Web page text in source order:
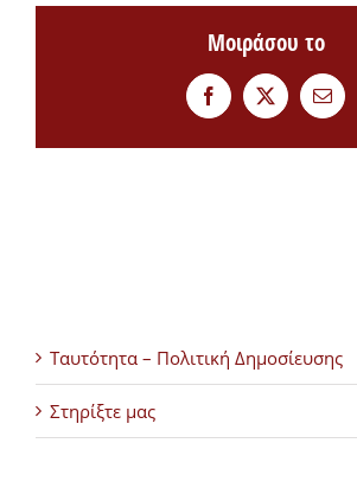
Μοιράσου το
FacebookTwitterEmail
Ταυτότητα – Πολιτική Δημοσίευσης
Στηρίξτε μας